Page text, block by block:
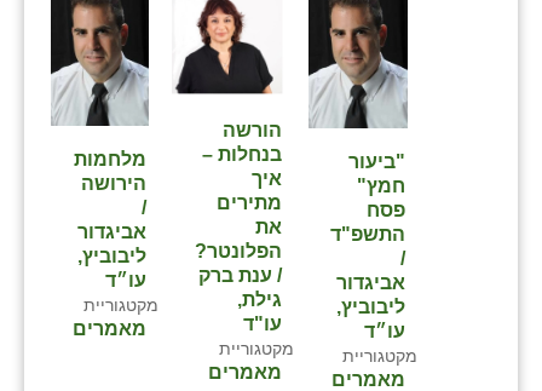
מלחמות
הירושה
/
אביגדור
ליבוביץ,
עו״ד
מקטגוריית
מאמרים
הורשה
בנחלות –
איך
מתירים
את
הפלונטר?
/ ענת ברק
גילת,
עו"ד
מקטגוריית
מאמרים
"ביעור
חמץ"
פסח
התשפ"ד
/
אביגדור
ליבוביץ,
עו״ד
מקטגוריית
מאמרים